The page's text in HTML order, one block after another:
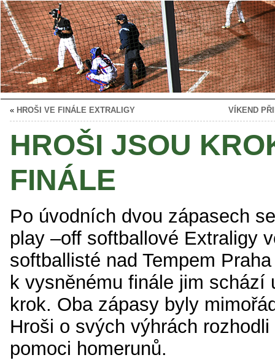
« HROŠI VE FINÁLE EXTRALIGY VÍKEND
HROŠI JSOU
FINÁLE
Po úvodních dvou zápasech
play –off softballové Extraligy
softballisté nad Tempem
k vysněnému finále jim schází
krok. Oba zápasy byly
Hroši o svých výhrách
pomoci homerunů.